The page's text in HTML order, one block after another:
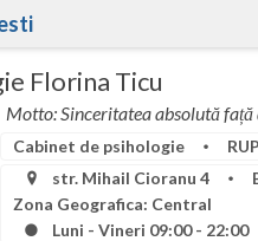
Florina Ticu
Motto: Sinceritatea absolută față
Cabinet de psihologie
str. Mihail Cioranu 4
Zona Geografica: Central
Luni - Vineri 09:00 - 22:00